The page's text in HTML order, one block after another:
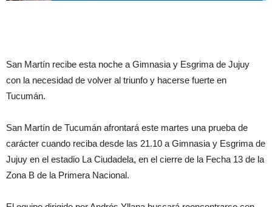
San Martín recibe esta noche a Gimnasia y Esgrima de Jujuy
con la necesidad de volver al triunfo y hacerse fuerte en
Tucumán.
San Martín de Tucumán afrontará este martes una prueba de
carácter cuando reciba desde las 21.10 a Gimnasia y Esgrima de
Jujuy en el estadio La Ciudadela, en el cierre de la Fecha 13 de la
Zona B de la Primera Nacional.